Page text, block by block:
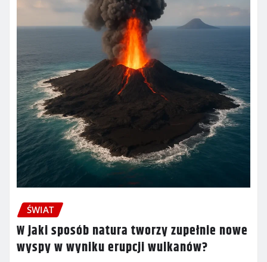
ŚWIAT
W jaki sposób natura tworzy zupełnie nowe
wyspy w wyniku erupcji wulkanów?